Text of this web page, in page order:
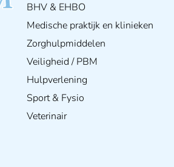
BHV & EHBO
Medische praktijk en klinieken
Zorghulpmiddelen
Veiligheid / PBM
Hulpverlening
Sport & Fysio
Veterinair